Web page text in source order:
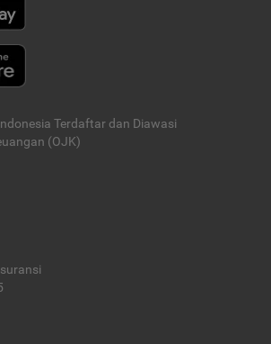
Terdaftar dan Diawasi
(OJK)